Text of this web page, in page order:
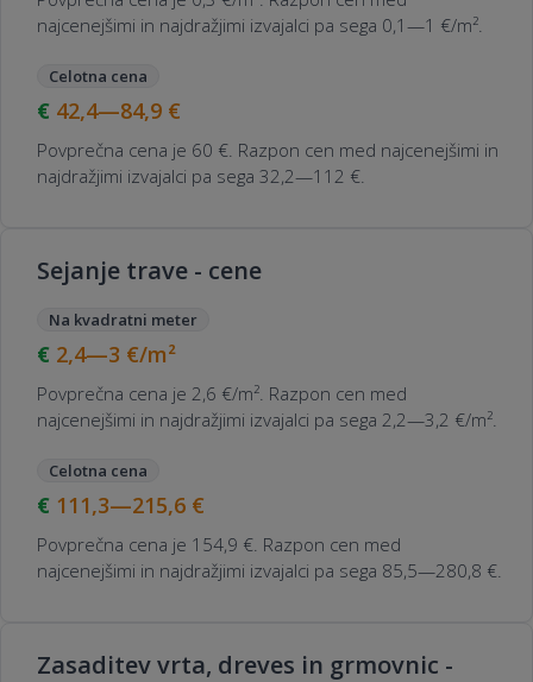
najcenejšimi in najdražjimi izvajalci pa sega 0,1—1 €/m².
Celotna cena
42,4—84,9 €
Povprečna cena je 60 €. Razpon cen med najcenejšimi in
najdražjimi izvajalci pa sega 32,2—112 €.
Sejanje trave - cene
Na kvadratni meter
2,4—3 €/m²
Povprečna cena je 2,6 €/m². Razpon cen med
najcenejšimi in najdražjimi izvajalci pa sega 2,2—3,2 €/m².
Celotna cena
111,3—215,6 €
Povprečna cena je 154,9 €. Razpon cen med
najcenejšimi in najdražjimi izvajalci pa sega 85,5—280,8 €.
Zasaditev vrta, dreves in grmovnic -